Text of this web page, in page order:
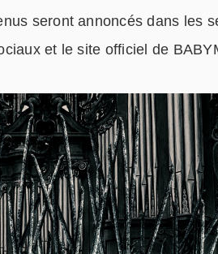
seront annoncés dans les
et le site officiel de